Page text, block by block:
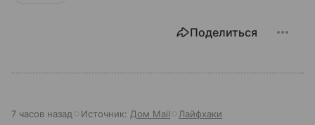
Поделиться
7 часов назад Источник: Дом Mail Лайфхаки